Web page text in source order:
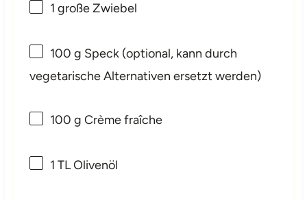
1 große Zwiebel
100 g Speck (optional, kann durch
vegetarische Alternativen ersetzt werden)
100 g Crème fraîche
1 TL Olivenöl